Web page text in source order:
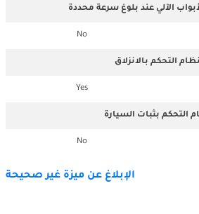
الآلي عند بلوغ سرعة محددة
No
نظام التحكم بالانزلاق
Yes
التحكم بثبات السيارة
No
الإبلاغ عن ميزة غير صحيحة